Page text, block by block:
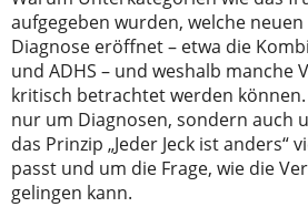
aufgegeben wurden, welche
Diagnose eröffnet – etwa die
und ADHS – und weshalb manche
kritisch betrachtet werden
nur um Diagnosen, sondern auch
das Prinzip „Jeder Jeck ist anders“
passt und um die Frage, wie die
gelingen kann.